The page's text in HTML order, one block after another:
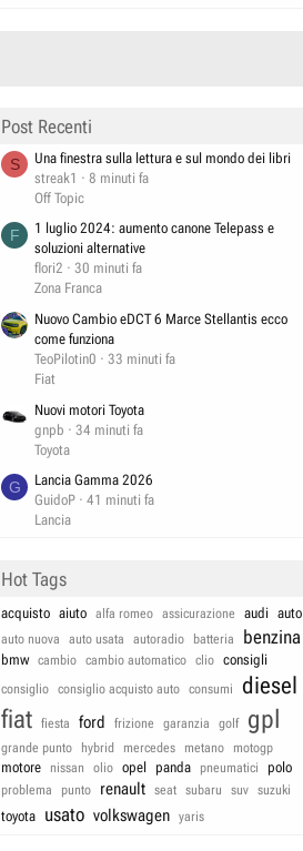
Post Recenti
S
Una finestra sulla lettura e sul mondo dei libri
streak1
8 minuti fa
Off Topic
F
1 luglio 2024: aumento canone Telepass e
soluzioni alternative
flori2
30 minuti fa
Zona Franca
Nuovo Cambio eDCT 6 Marce Stellantis ecco
come funziona
TeoPilotin0
33 minuti fa
Fiat
Nuovi motori Toyota
gnpb
34 minuti fa
Toyota
G
Lancia Gamma 2026
GuidoP
41 minuti fa
Lancia
Hot Tags
acquisto aiuto alfa romeo assicurazione audi auto
auto nuova auto usata autoradio batteria benzina
bmw cambio cambio automatico clio consigli
consiglio consiglio acquisto auto consumi diesel
fiat fiesta ford frizione garanzia golf gpl
grande punto hybrid mercedes metano motogp
motore nissan olio opel panda pneumatici polo
problema punto renault seat subaru suv suzuki
toyota usato volkswagen yaris